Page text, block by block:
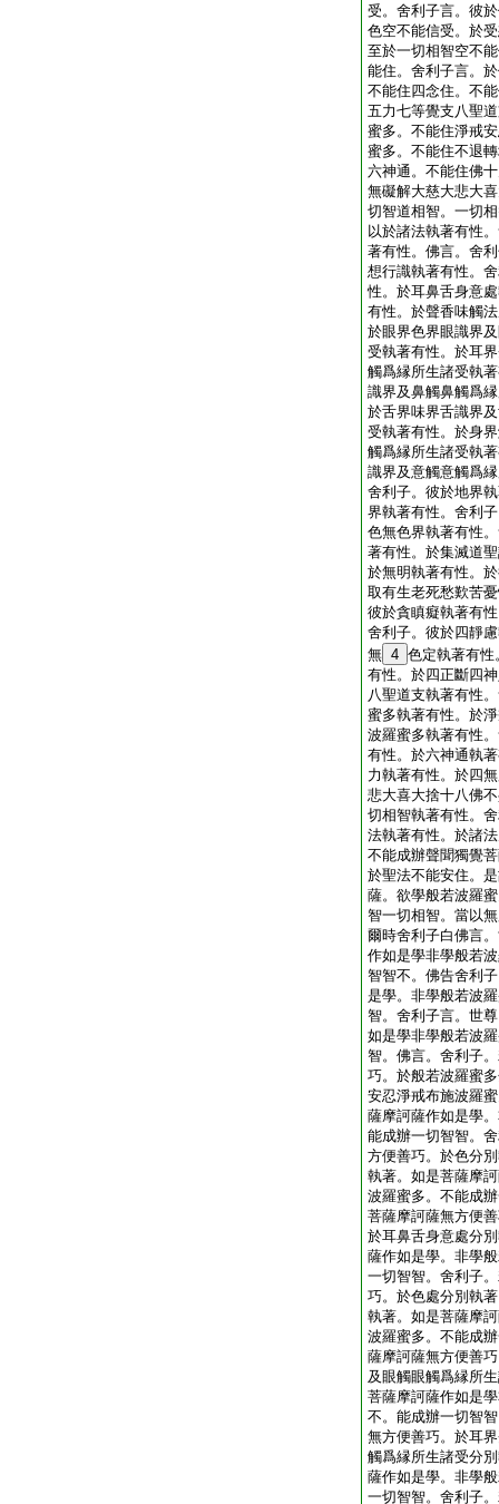
受。舍利子言。彼
色空不能信受。於
至於一切相智空不
能住。舍利子言。
不能住四念住。不
五力七等覺支八聖
蜜多。不能住淨戒
蜜多。不能住不退
六神通。不能住佛
無礙解大慈大悲大
切智道相智。一切
以於諸法執著有性
著有性。佛言。舍
想行識執著有性。
性。於耳鼻舌身意
有性。於聲香味觸
於眼界色界眼識界
受執著有性。於耳
觸爲縁所生諸受執
識界及鼻觸鼻觸爲
於舌界味界舌識界
受執著有性。於身
觸爲縁所生諸受執
識界及意觸意觸爲
舍利子。彼於地界
界執著有性。舍利
色無色界執著有性
著有性。於集滅道
於無明執著有性。
取有生老死愁歎苦
彼於貪瞋癡執著有
舍利子。彼於四靜
無 4 色定執著有性
有性。於四正斷四
八聖道支執著有性
蜜多執著有性。於
波羅蜜多執著有性
有性。於六神通執
力執著有性。於四
悲大喜大捨十八佛
切相智執著有性。
法執著有性。於諸
不能成辦聲聞獨覺
於聖法不能安住。
薩。欲學般若波羅
智一切相智。當以
爾時舍利子白佛言
作如是學非學般若
智智不。佛告舍利
是學。非學般若波
智。舍利子言。世
如是學非學般若波
智。佛言。舍利子
巧。於般若波羅蜜
安忍淨戒布施波羅
薩摩訶薩作如是學
能成辦一切智智。
方便善巧。於色分
執著。如是菩薩摩
波羅蜜多。不能成
菩薩摩訶薩無方便
於耳鼻舌身意處分
薩作如是學。非學
一切智智。舍利子
巧。於色處分別執
執著。如是菩薩摩
波羅蜜多。不能成
薩摩訶薩無方便善
及眼觸眼觸爲縁所
菩薩摩訶薩作如是
不。能成辦一切智
無方便善巧。於耳
觸爲縁所生諸受分
薩作如是學。非學
一切智智。舍利子